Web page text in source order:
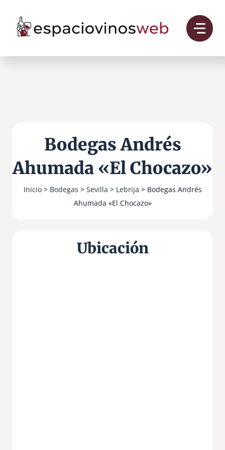
contenido
Bodegas Andrés
Ahumada «El Chocazo»
Inicio> Bodegas > Sevilla > Lebrija > Bodegas Andrés
Ahumada «El Chocazo»
Ubicación